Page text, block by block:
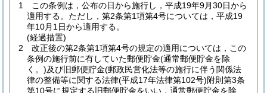
1
この条例は，公布の日から施行し，平成19年9月30日から
適用する。 ただし，第2条第1項第4号については，平成19
年10月1日から適用する。
(経過措置)
2
改正後の第2条第1項第4号の規定の適用については，この
条例の施行前に有していた郵便貯金(通常郵便貯金を除
く。)及び旧郵便貯金(郵政民営化法等の施行に伴う関係法
律の整備等に関する法律(平成17年法律第102号)附則第3条
第10号に規定する旧郵便貯金をいい，通常郵便貯金を除